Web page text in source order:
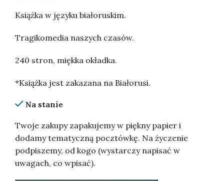
Książka w języku białoruskim.
Tragikomedia naszych czasów.
240 stron, miękka okładka.
*Książka jest zakazana na Białorusi.
Na stanie
Twoje zakupy zapakujemy w piękny papier i
dodamy tematyczną pocztówkę. Na życzenie
podpiszemy, od kogo (wystarczy napisać w
uwagach, co wpisać).